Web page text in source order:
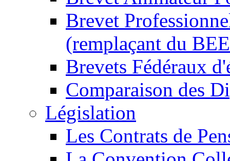
Brevet
(remplaçant du
Brevets Fédéraux
Comparaison des
Législation
Les Contrats de